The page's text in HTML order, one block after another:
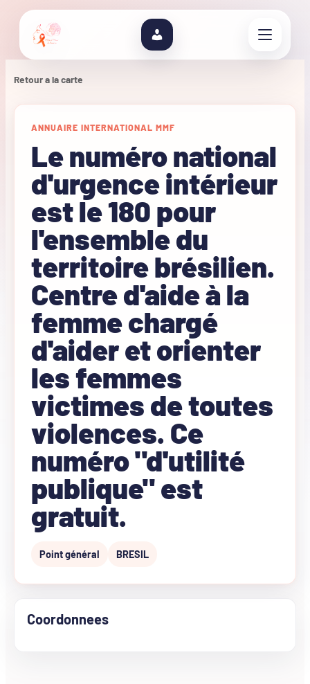
Retour a la carte
ANNUAIRE INTERNATIONAL MMF
Le numéro national
d'urgence intérieur
est le 180 pour
l'ensemble du
territoire brésilien.
Centre d'aide à la
femme chargé
d'aider et orienter
les femmes
victimes de toutes
violences. Ce
numéro "d'utilité
publique" est
gratuit.
Point général BRESIL
Coordonnees